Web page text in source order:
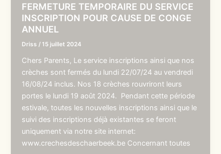
FERMETURE TEMPORAIRE DU SERVICE
INSCRIPTION POUR CAUSE DE CONGE
ANNUEL
Driss /15 juillet 2024
Chers Parents, Le service inscriptions ainsi que nos
crèches sont fermés du lundi 22/07/24 au vendredi
16/08/24 inclus. Nos 18 crèches rouvriront leurs
portes le lundi 19 août 2024. Pendant cette période
estivale, toutes les nouvelles inscriptions ainsi que le
suivi des inscriptions déjà existantes se feront
uniquement via notre site internet:
www.crechesdeschaerbeek.be Concernant toutes